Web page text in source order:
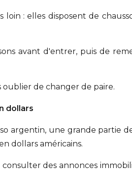
: elles disposent de
avant d'entrer, puis de
oublier de changer de paire.
dollars
argentin, une grande partie
dollars américains.
consulter des annonces